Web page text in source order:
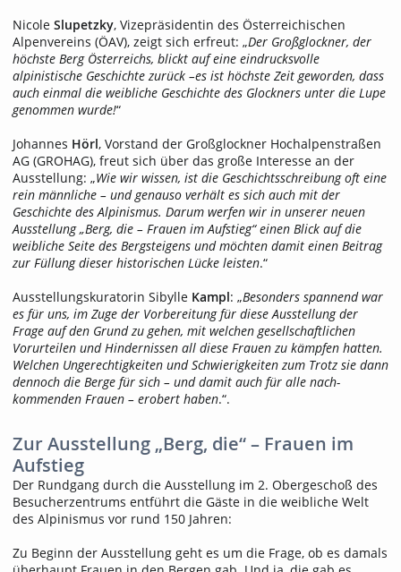
Nicole Slupetzky, Vizepräsidentin des Österreichischen
Alpenvereins (ÖAV), zeigt sich erfreut: „Der Großglockner, der
höchste Berg Österreichs, blickt auf eine eindrucksvolle
alpinistische Geschichte zurück –es ist höchste Zeit geworden, dass
auch einmal die weibliche Geschichte des Glockners unter die Lupe
genommen wurde!“
Johannes Hörl, Vorstand der Großglockner Hochalpenstraßen
AG (GROHAG), freut sich über das große Interesse an der
Ausstellung: „Wie wir wissen, ist die Geschichtsschreibung oft eine
rein männliche – und genauso verhält es sich auch mit der
Geschichte des Alpinismus. Darum werfen wir in unserer neuen
Ausstellung „Berg, die – Frauen im Aufstieg“ einen Blick auf die
weib­liche Seite des Bergsteigens und möchten damit einen Beitrag
zur Füllung dieser historischen Lücke leisten.“
Ausstellungskuratorin Sibylle Kampl: „Besonders spannend war
es für uns, im Zuge der Vorbereitung für diese Ausstellung der
Frage auf den Grund zu gehen, mit welchen gesellschaftlichen
Vorurteilen und Hindernissen all diese Frauen zu kämpfen hatten.
Welchen Ungerechtigkeiten und Schwierigkeiten zum Trotz sie dann
dennoch die Berge für sich – und damit auch für alle nach­
kommenden Frauen – erobert haben.“.
Zur Ausstellung „Berg, die“ – Frauen im
Aufstieg
Der Rundgang durch die Ausstellung im 2. Obergeschoß des
Besucher­zentrums entführt die Gäste in die weibliche Welt
des Alpinismus vor rund 150 Jahren:
Zu Beginn der Ausstellung geht es um die Frage, ob es damals